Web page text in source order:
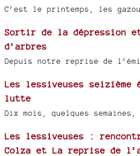
C’est le printemps, les
Sortir de la dépression
d’arbres
Depuis notre reprise de
Les lessiveuses
lutte
Dix mois, quelques semaines,
Les lessiveuses :
Colza et La reprise de